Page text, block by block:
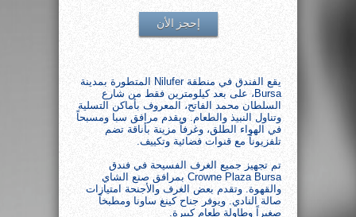
إحجز الأن
يقع الفندق في منطقة Nilufer المتطورة بمدينة
Bursa، على بعد كيلومترين فقط من شارع
السلطان محمد الفاتح، المعروف بأماكن التسلية
وتناول النبيذ والطعام. ويقدم مرافق سبا ومسبحاً
في الهواء الطلق، وغرفاً مزينة بأناقة تضم
تلفزيوناً مع قنوات فضائية وتكييف.
تم تجهيز جميع الغرف الفسيحة في فندق
Crowne Plaza Bursa بمرافق صنع الشاي
والقهوة. وتقدم بعض الغرف والأجنحة امتيازات
صالة النادي. ويوفر جناح كينغ ساونا ومطبخاً
صغيراً وطاولة طعام كبيرة.